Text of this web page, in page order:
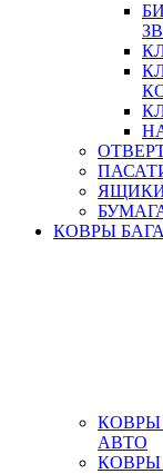
КОВРЫ
КОВРЫ
АВТО